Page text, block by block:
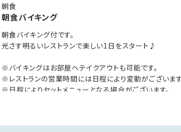
！！
けます。
あたり）
ます。
からの営業となります。
朝食
朝食バイキング
朝食バイキング付です。
光さす明るいレストランで楽しい1日をスタート♪
※バイキングはお部屋へテイクアウトも可能です。
※レストランの営業時間には日程により変動がございます
※日程によりセットメニューとなる場合がございます。